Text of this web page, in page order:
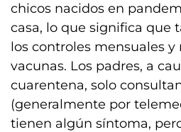
chicos nacidos en
casa, lo que significa que
los controles mensuales y
vacunas. Los padres, a
cuarentena, solo
(generalmente por
tienen algún síntoma,